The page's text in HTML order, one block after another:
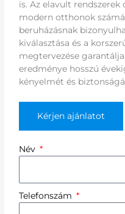
is. Az elavult
modern otthonok
beruházásnak
kiválasztása és a
megtervezése
eredménye hosszú
kényelmét és
Kérjen ajánlatot
Név
Telefonszám